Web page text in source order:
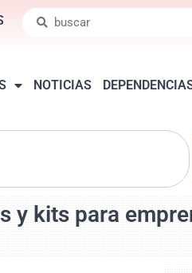
NOTICIAS
y kits para